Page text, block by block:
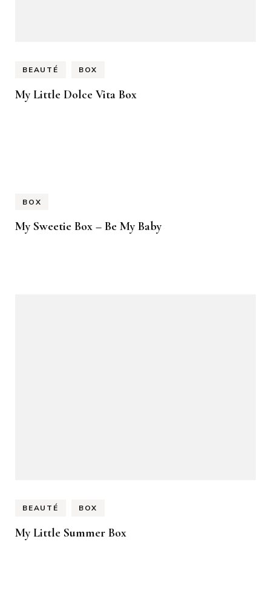
BEAUTÉ BOX
My Little Dolce Vita Box
BOX
My Sweetie Box – Be My Baby
BEAUTÉ BOX
My Little Summer Box